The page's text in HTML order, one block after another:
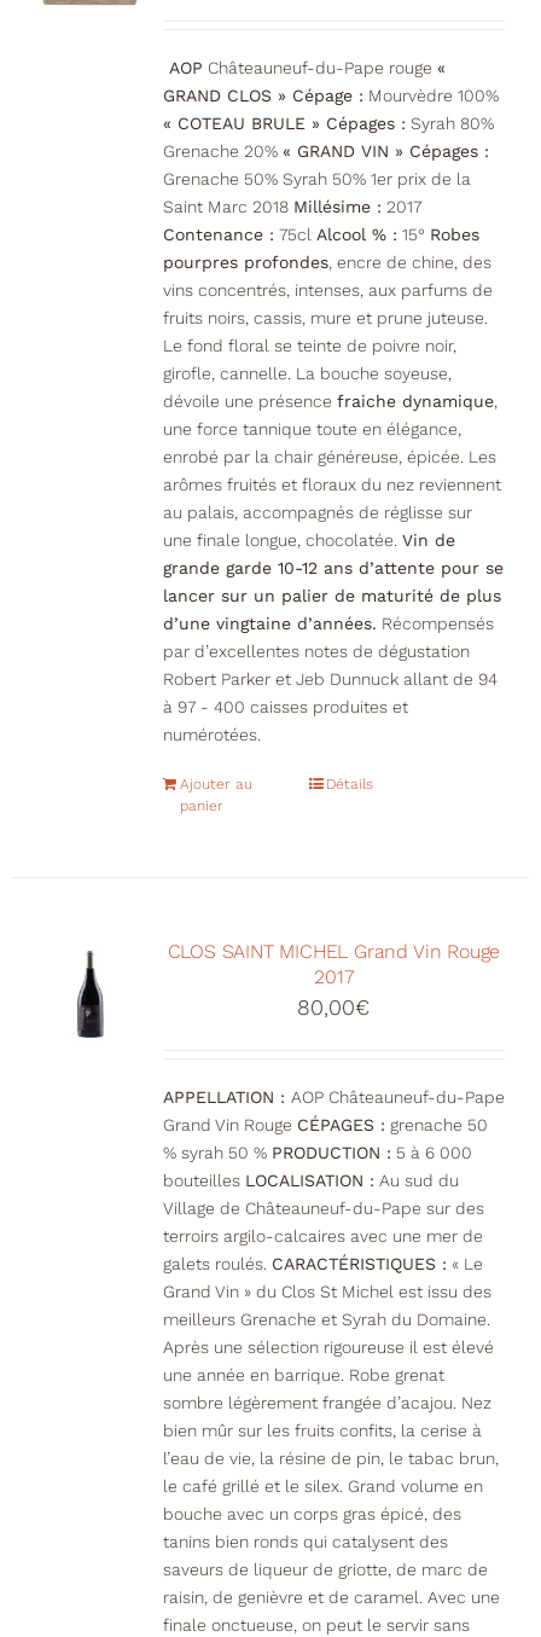
AOP Châteauneuf-du-Pape rouge «
GRAND CLOS » Cépage : Mourvèdre 100%
« COTEAU BRULE » Cépages : Syrah 80%
Grenache 20% « GRAND VIN » Cépages :
Grenache 50% Syrah 50% 1er prix de la
Saint Marc 2018 Millésime : 2017
Contenance : 75cl Alcool % : 15° Robes
pourpres profondes, encre de chine, des
vins concentrés, intenses, aux parfums de
fruits noirs, cassis, mure et prune juteuse.
Le fond floral se teinte de poivre noir,
girofle, cannelle. La bouche soyeuse,
dévoile une présence fraiche dynamique,
une force tannique toute en élégance,
enrobé par la chair généreuse, épicée. Les
arômes fruités et floraux du nez reviennent
au palais, accompagnés de réglisse sur
une finale longue, chocolatée. Vin de
grande garde 10-12 ans d’attente pour se
lancer sur un palier de maturité de plus
d’une vingtaine d’années. Récompensés
par d’excellentes notes de dégustation
Robert Parker et Jeb Dunnuck allant de 94
à 97 - 400 caisses produites et
numérotées.
Ajouter au
panier
Détails
CLOS SAINT MICHEL Grand Vin Rouge
2017
80,00€
APPELLATION : AOP Châteauneuf-du-Pape
Grand Vin Rouge CÉPAGES : grenache 50
% syrah 50 % PRODUCTION : 5 à 6 000
bouteilles LOCALISATION : Au sud du
Village de Châteauneuf-du-Pape sur des
terroirs argilo-calcaires avec une mer de
galets roulés. CARACTÉRISTIQUES : « Le
Grand Vin » du Clos St Michel est issu des
meilleurs Grenache et Syrah du Domaine.
Après une sélection rigoureuse il est élevé
une année en barrique. Robe grenat
sombre légèrement frangée d’acajou. Nez
bien mûr sur les fruits confits, la cerise à
l’eau de vie, la résine de pin, le tabac brun,
le café grillé et le silex. Grand volume en
bouche avec un corps gras épicé, des
tanins bien ronds qui catalysent des
saveurs de liqueur de griotte, de marc de
raisin, de genièvre et de caramel. Avec une
finale onctueuse, on peut le servir sans